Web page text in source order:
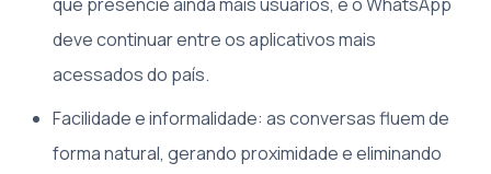
deve continuar entre os aplicativos mais
acessados do país.
Facilidade e informalidade: as conversas fluem de
forma natural, gerando proximidade e eliminando